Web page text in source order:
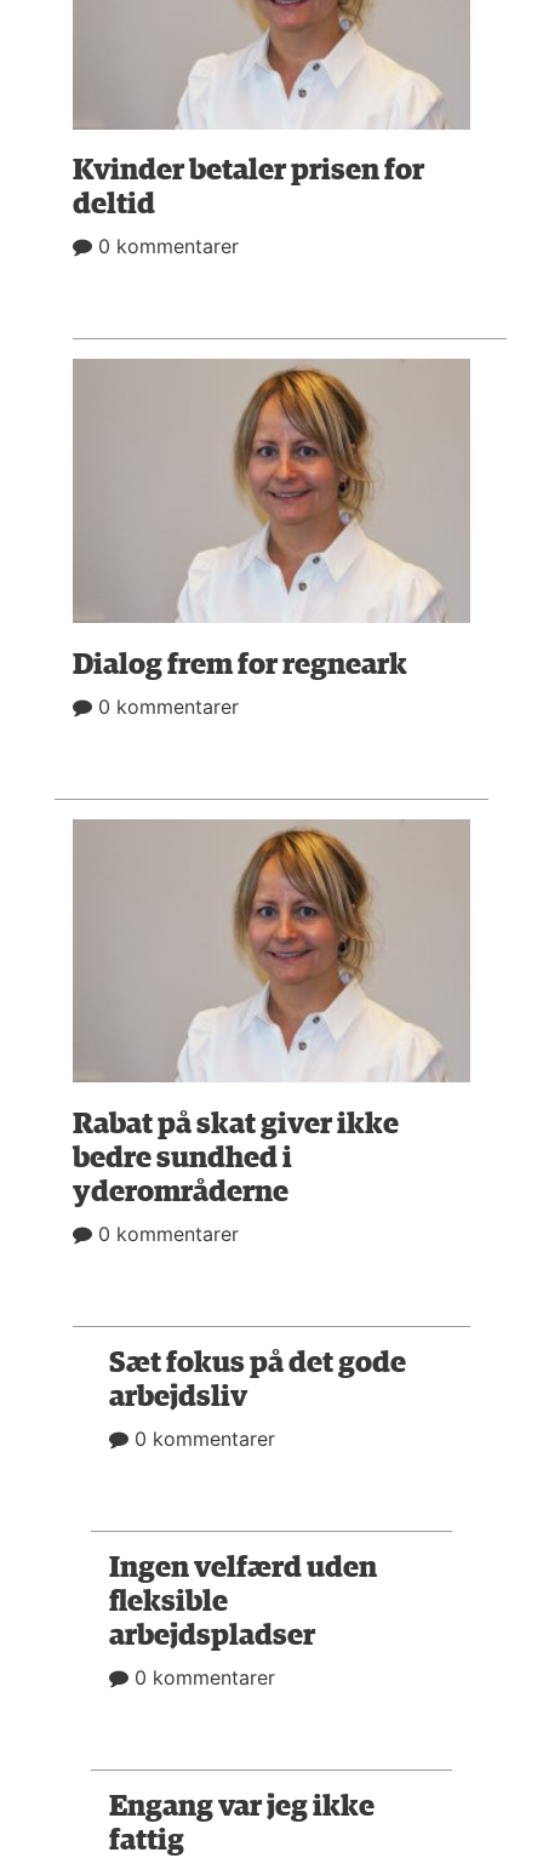
HISTORIE
TEORI
Kvinder betaler prisen for
deltid
0 kommentarer
Dialog frem for regneark
0 kommentarer
Rabat på skat giver ikke
bedre sundhed i
yderområderne
0 kommentarer
Sæt fokus på det gode
arbejdsliv
0 kommentarer
Ingen velfærd uden
fleksible
arbejdspladser
0 kommentarer
Engang var jeg ikke
fattig